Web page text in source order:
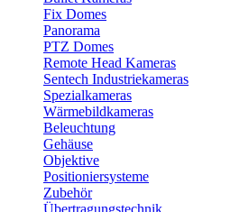
Fix Domes
Panorama
PTZ Domes
Remote Head Kameras
Sentech Industriekameras
Spezialkameras
Wärmebildkameras
Beleuchtung
Gehäuse
Objektive
Positioniersysteme
Zubehör
Übertragungstechnik